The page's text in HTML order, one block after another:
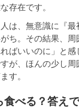
存在です。
は、無意識に『最
ち。その結果、
ばいいのに」と
が、ほんの少し周
す。
食べる？答え